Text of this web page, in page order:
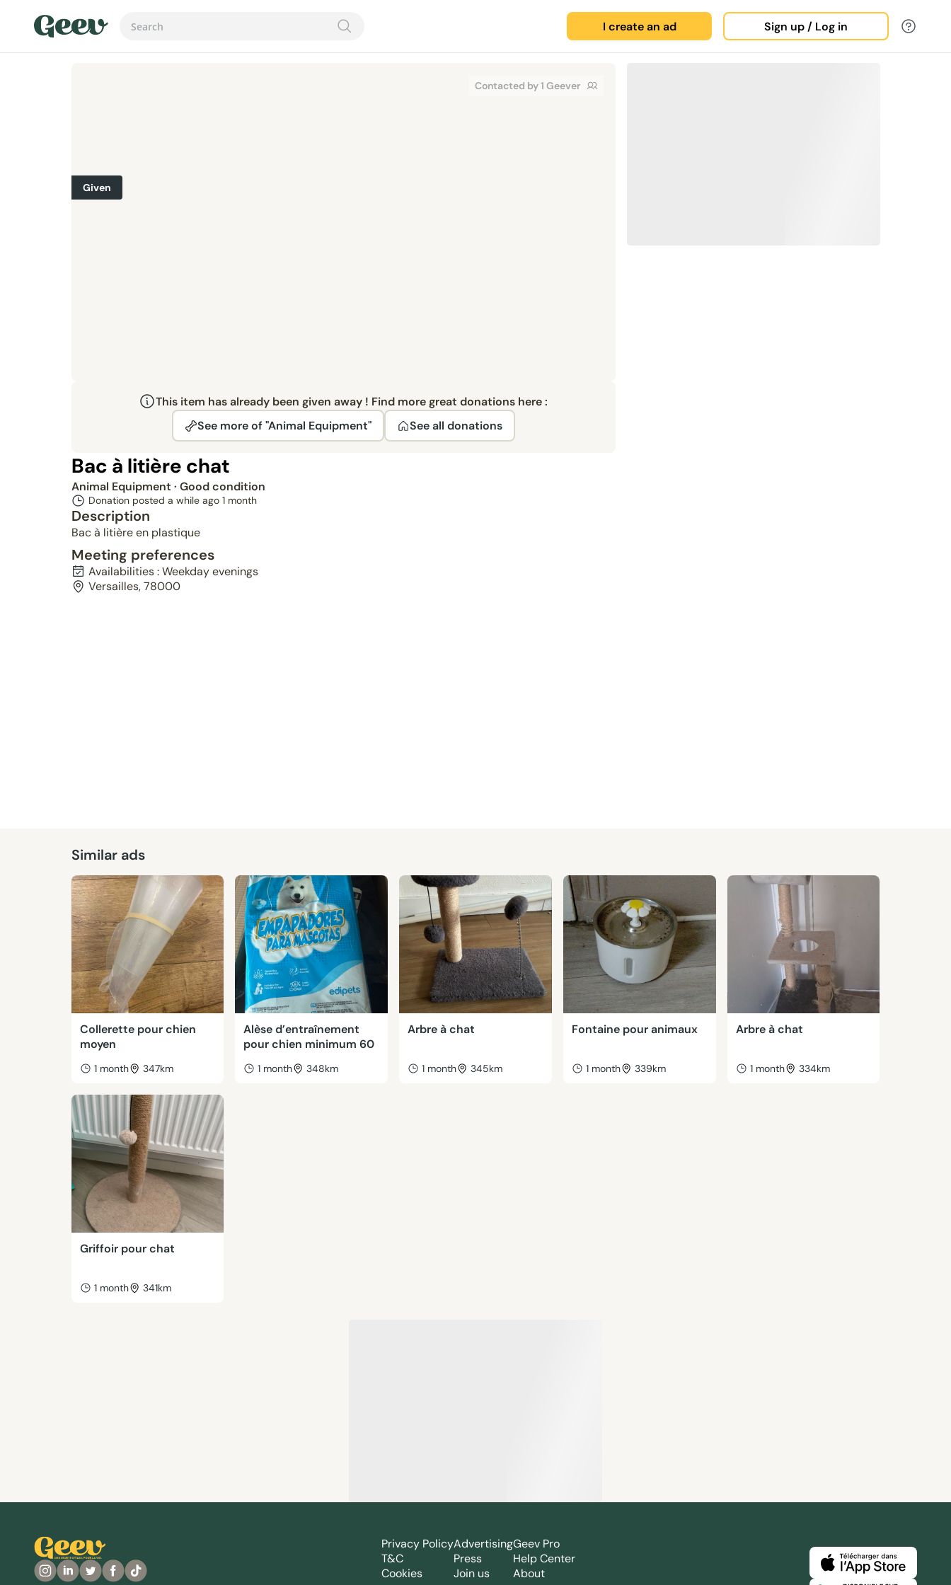
I create an ad Sign up / Log in
Contacted by 1 Geever
Given
This item has already been given away ! Find more great donations here :
See more of "Animal Equipment"
See all donations
Bac à litière chat
Animal Equipment · Good condition
Donation posted a while ago 1 month
Description
Bac à litière en plastique
Meeting preferences
Availabilities : Weekday evenings
Versailles, 78000
Similar ads
Collerette pour chien
moyen
1 month 347km
Alèse d’entraînement
pour chien minimum 60
1 month 348km
Arbre à chat
1 month 345km
Fontaine pour animaux
1 month 339km
Arbre à chat
1 month 334km
Griffoir pour chat
1 month 341km
Privacy Policy
T&C
Cookies
Advertising
Press
Join us
Geev Pro
Help Center
About